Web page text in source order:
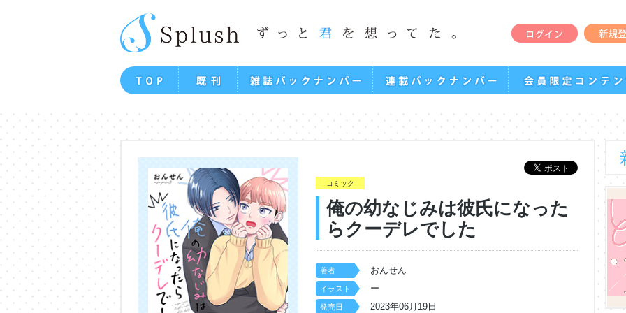
コミック
俺の幼なじみは彼氏になった
らクーデレでした
著者 おんせん
イラスト ー
発売日 2023年06月19日